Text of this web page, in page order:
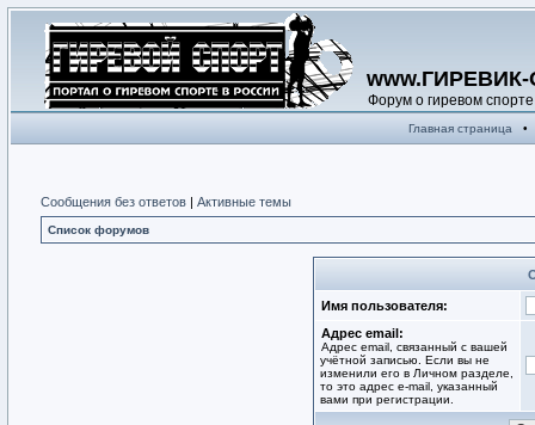
Форум о гиревом спорте
Главная страница •
Сообщения без ответов | Активные темы
Список форумов
Имя пользователя:
Адрес email:
Адрес email, связанный с вашей
учётной записью. Если вы не
изменили его в Личном разделе,
то это адрес e-mail, указанный
вами при регистрации.